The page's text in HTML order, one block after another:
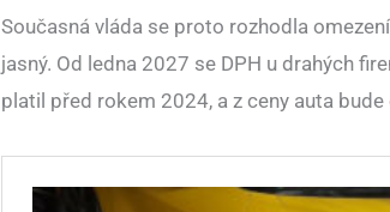
Současná vláda se proto rozhodla
jasný. Od ledna 2027 se DPH u drahých
platil před rokem 2024, a z ceny auta